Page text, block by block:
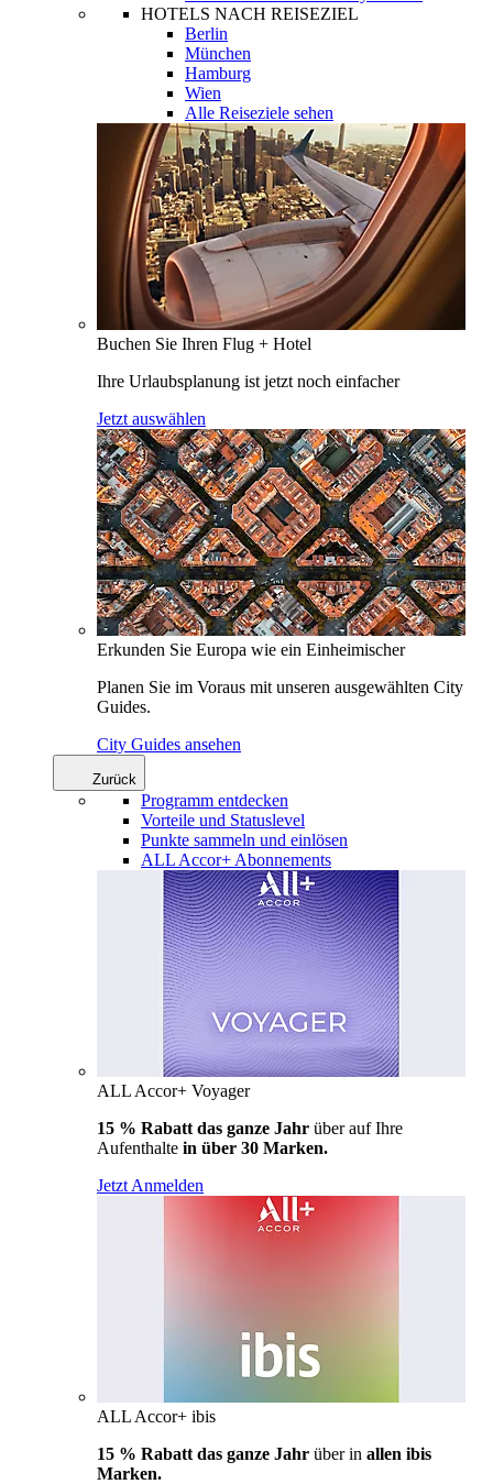
HOTELS NACH REISEZIEL
Berlin
München
Hamburg
Wien
Alle Reiseziele sehen
Buchen Sie Ihren Flug + Hotel
Ihre Urlaubsplanung ist jetzt noch einfacher
Jetzt auswählen
Erkunden Sie Europa wie ein Einheimischer
Planen Sie im Voraus mit unseren ausgewählten City
Guides.
City Guides ansehen
Zurück
Programm entdecken
Vorteile und Statuslevel
Punkte sammeln und einlösen
ALL Accor+ Abonnements
ALL Accor+ Voyager
15 % Rabatt das ganze Jahr über auf Ihre
Aufenthalte in über 30 Marken.
Jetzt Anmelden
ALL Accor+ ibis
15 % Rabatt das ganze Jahr über in allen ibis
Marken.